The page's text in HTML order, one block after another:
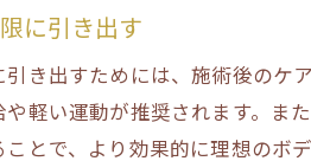
に引き出す
き出すためには、施術後のケ
軽い運動が推奨されます。ま
とで、より効果的に理想のボ